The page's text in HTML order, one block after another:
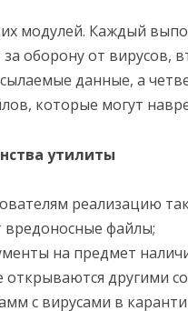
модулей. Каждый
оборону от вирусов,
данные, а
которые могут
утилиты
реализацию
вредоносные файлы;
на предмет
открываются другими
с вирусами в